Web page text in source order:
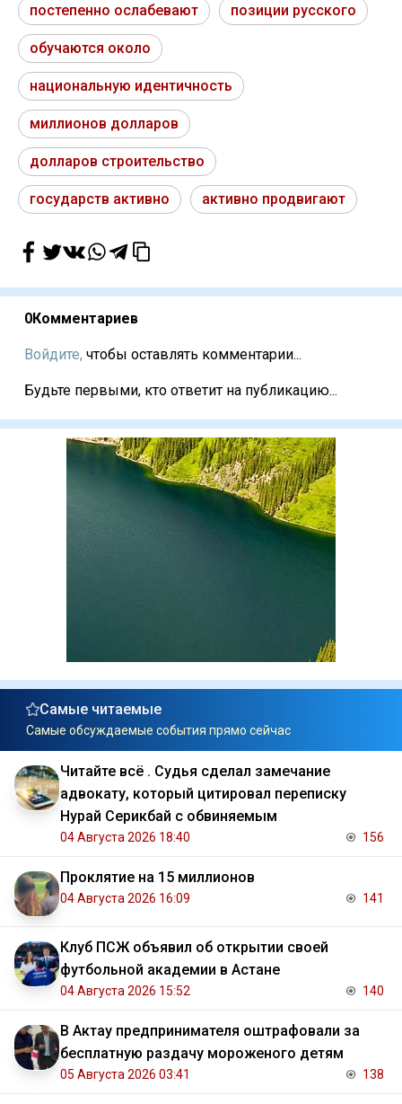
постепенно ослабевают позиции русского
обучаются около
национальную идентичность
миллионов долларов
долларов строительство
государств активно активно продвигают
0Комментариев
Войдите, чтобы оставлять комментарии...
Будьте первыми, кто ответит на публикацию...
Самые читаемые
Самые обсуждаемые события прямо сейчас
Читайте всё . Судья сделал замечание
адвокату, который цитировал переписку
Нурай Серикбай с обвиняемым
04 Августа 2026 18:40 156
Проклятие на 15 миллионов
04 Августа 2026 16:09 141
Клуб ПСЖ объявил об открытии своей
футбольной академии в Астане
04 Августа 2026 15:52 140
В Актау предпринимателя оштрафовали за
бесплатную раздачу мороженого детям
05 Августа 2026 03:41 138